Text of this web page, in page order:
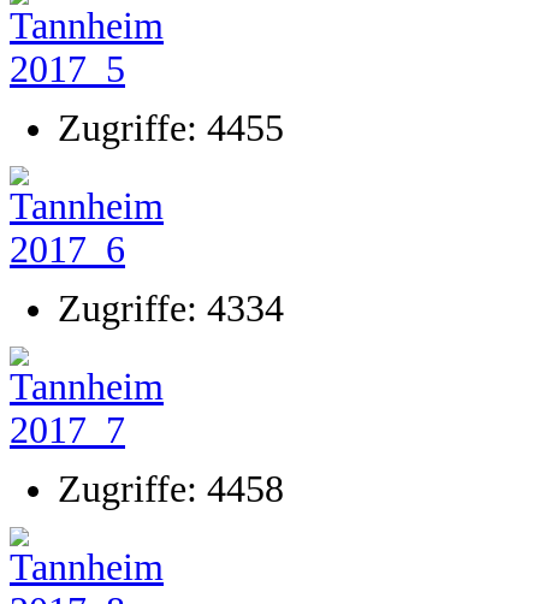
Zugriffe: 4455
Zugriffe: 4334
Zugriffe: 4458